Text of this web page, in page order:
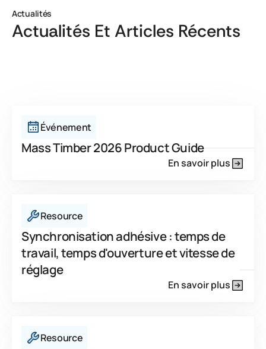
Actualités
Actualités Et Articles Récents
Événement
Mass Timber 2026 Product Guide
En savoir plus
Resource
Synchronisation adhésive : temps de
travail, temps d'ouverture et vitesse de
réglage
En savoir plus
Resource